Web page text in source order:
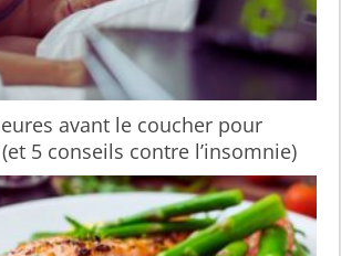
avant le coucher pour
5 conseils contre l’insomnie)